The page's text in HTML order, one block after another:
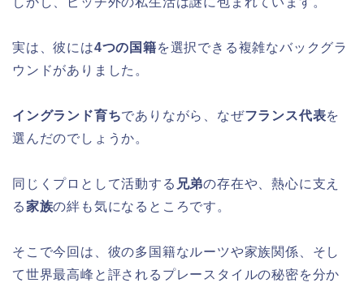
実は、彼には4つの国籍を選択できる複雑なバックグラ
ウンドがありました。
イングランド育ちでありながら、なぜフランス代表を
選んだのでしょうか。
同じくプロとして活動する 兄弟の存在や、熱心に支え
る家族の絆も気になるところです。
そこで今回は、彼の多国籍なルーツや家族関係、そし
て世界最高峰と評されるプレースタイルの秘密を分か